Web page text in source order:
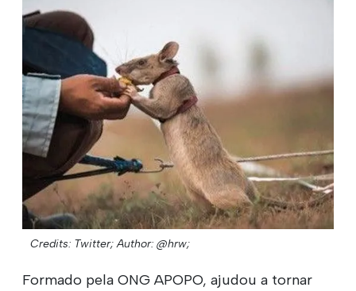
Credits: Twitter; Author: @hrw;
Formado pela ONG APOPO, ajudou a tornar